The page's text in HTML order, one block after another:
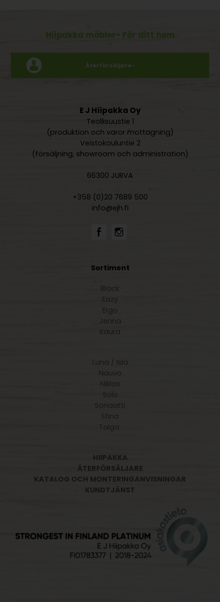
Hiipakka möbler- För ditt hem
Återförsäljare ›
E J Hiipakka Oy
Teollisuustie 1
(produktion och varor mottagning)
Veistokouluntie 2
(försäljning, showroom och administration)
66300 JURVA
+358 (0)20 7689 500
info@ejh.fi
Sortiment
Black
Eazy
Ergo
Jenna
Kaura
Luna / Isla
Nauvo
Niklas
Solo
Sonaatti
Stina
Taiga
HIIPAKKA
ÅTERFÖRSÄLJARE
KATALOG OCH MONTERINGANVISNINGAR
KUNDTJÄNST